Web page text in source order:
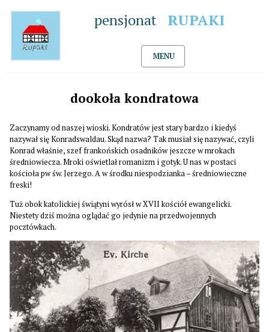
pensjonat RUPAKI
MENU
dookoła kondratowa
Zaczynamy od naszej wioski. Kondratów jest stary bardzo i kiedyś
nazywał się Konradswaldau. Skąd nazwa? Tak musiał się nazywać, czyli
Konrad właśnie, szef frankońskich osadników jeszcze w mrokach
średniowiecza. Mroki oświetlał romanizm i gotyk. U nas w postaci
kościoła pw św. Jerzego. A w środku niespodzianka – średniowieczne
freski!
Tuż obok katolickiej świątyni wyrósł w XVII kościół ewangelicki.
Niestety dziś można oglądać go jedynie na przedwojennych
pocztówkach.